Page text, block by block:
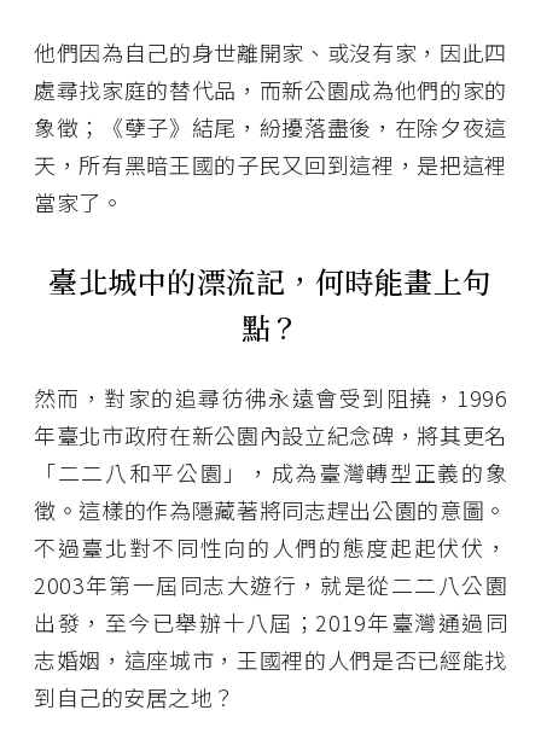
他們因為自己的身世離開家、或沒有家，因此四
處尋找家庭的替代品，而新公園成為他們的家的
象徵；《孽子》結尾，紛擾落盡後，在除夕夜這
天，所有黑暗王國的子民又回到這裡，是把這裡
當家了。
臺北城中的漂流記，何時能畫上句
點？
然而，對家的追尋彷彿永遠會受到阻撓，1996
年臺北市政府在新公園內設立紀念碑，將其更名
「二二八和平公園」，成為臺灣轉型正義的象
徵。這樣的作為隱藏著將同志趕出公園的意圖。
不過臺北對不同性向的人們的態度起起伏伏，
2003年第一屆同志大遊行，就是從二二八公園
出發，至今已舉辦十八屆；2019年臺灣通過同
志婚姻，這座城市，王國裡的人們是否已經能找
到自己的安居之地？